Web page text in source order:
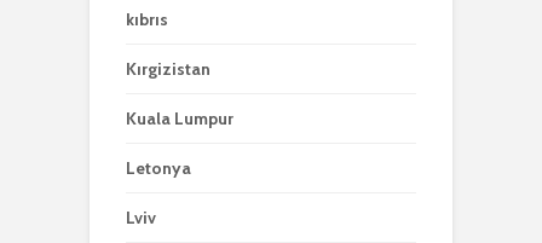
kıbrıs
Kırgizistan
Kuala Lumpur
Letonya
Lviv